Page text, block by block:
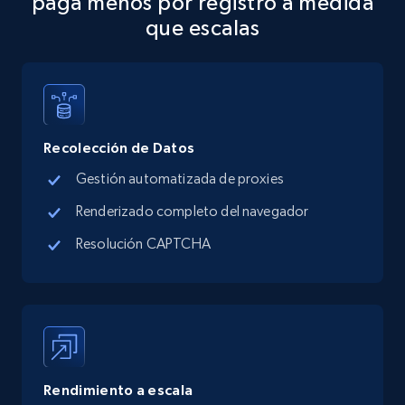
Address, Description, Business details, and
13.2K+
Google Maps full information - discover
Place id, URL, Country, Name, Category,
Address, Description, Business details, and
Google Maps full information - Collect
que escalas
Recolección de Datos
Gestión automatizada de proxies
Renderizado completo del navegador
Resolución CAPTCHA
Rendimiento a escala